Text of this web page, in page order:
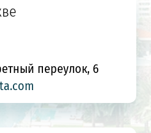
переулок, 6